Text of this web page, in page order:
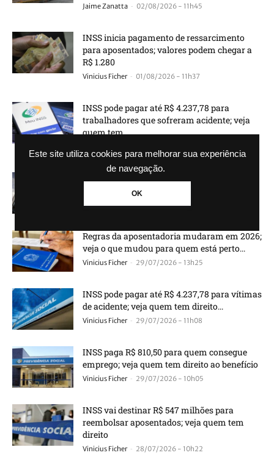
Este site utiliza cookies para melhorar sua experiência
de navegação.
OK
Jaime Zanatta - 02/08/2026 - 11h45
INSS inicia pagamento de ressarcimento
para aposentados; valores podem chegar a
R$ 1.280
Vinicius Ficher - 01/08/2026 - 11h37
INSS pode pagar até R$ 4.237,78 para
trabalhadores que sofreram acidente; veja
quem tem...
Fraude no INSS desviou mais de R$ 708
milhões e acende alerta entre aposentados;...
Vinicius Ficher - 01/08/2026 - 09h00
Regras da aposentadoria mudaram em 2026;
veja o que mudou para quem está perto...
Vinicius Ficher - 29/07/2026 - 13h25
INSS pode pagar até R$ 4.237,78 para vítimas
de acidente; veja quem tem direito...
Vinicius Ficher - 29/07/2026 - 11h08
INSS paga R$ 810,50 para quem consegue
emprego; veja quem tem direito ao benefício
Vinicius Ficher - 29/07/2026 - 10h05
INSS vai destinar R$ 547 milhões para
reembolsar aposentados; veja quem tem
direito
Vinicius Ficher - 28/07/2026 - 10h22